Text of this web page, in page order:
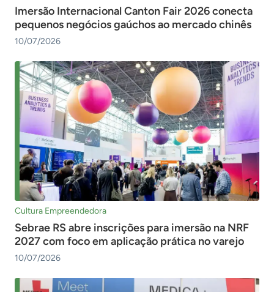
Imersão Internacional Canton Fair 2026 conecta
pequenos negócios gaúchos ao mercado chinês
10/07/2026
Cultura Empreendedora
Sebrae RS abre inscrições para imersão na NRF
2027 com foco em aplicação prática no varejo
10/07/2026